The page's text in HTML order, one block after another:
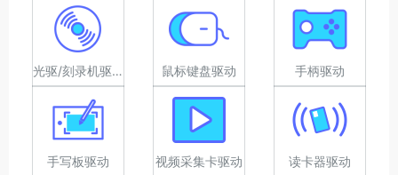
光驱/刻录机驱动 鼠标键盘驱动 手柄驱动
手写板驱动 视频采集卡驱动 读卡器驱动